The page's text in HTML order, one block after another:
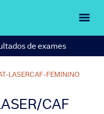
de exames
LASERCAF-FEMININO
CAF